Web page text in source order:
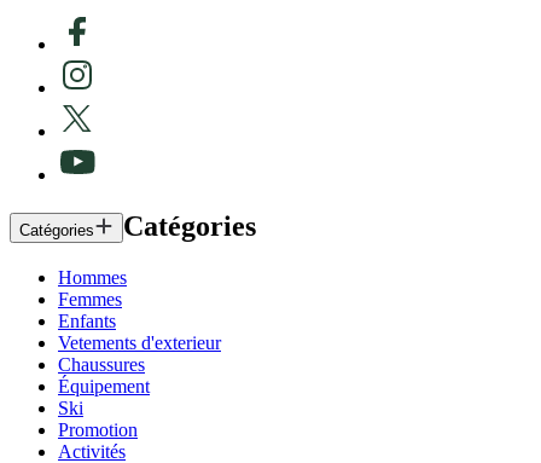
Catégories Catégories
Hommes
Femmes
Enfants
Vetements d'exterieur
Chaussures
Équipement
Ski
Promotion
Activités